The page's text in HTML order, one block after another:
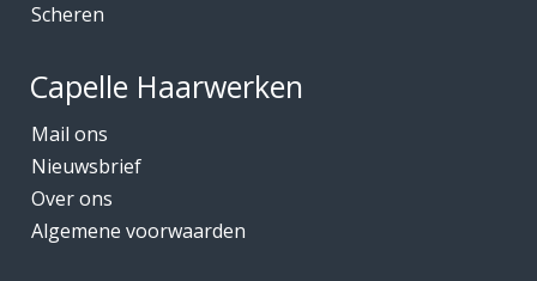
Scheren
Capelle Haarwerken
Mail ons
Nieuwsbrief
Over ons
Algemene voorwaarden